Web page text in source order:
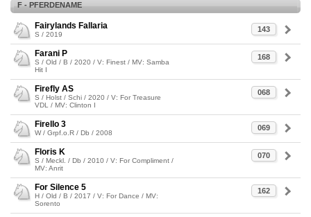
F - PFERDENAME
143
Fairylands Fallaria
S / 2019
168
Farani P
S / Old / B / 2020 / V: Finest / MV: Samba
Hit I
068
Firefly AS
S / Holst / Schi / 2020 / V: For Treasure
VDL / MV: Clinton I
069
Firello 3
W / Grpf.o.R / Db / 2008
070
Floris K
S / Meckl. / Db / 2010 / V: For Compliment /
MV: Anrit
162
For Silence 5
H / Old / B / 2017 / V: For Dance / MV:
Sorento